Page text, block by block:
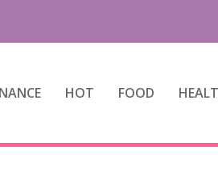
HOT FOOD